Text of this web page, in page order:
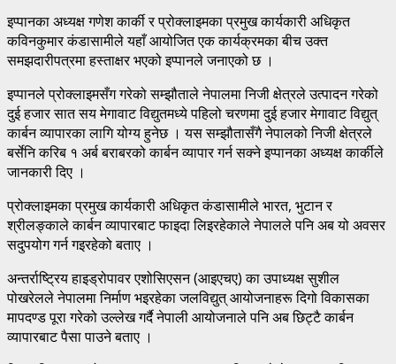
इप्पानका अध्यक्ष गणेश कार्की र प्रोक्लाइमका प्रमुख कार्यकारी अधिकृत
कविनकुमार कंडासामीले यहाँ आयोजित एक कार्यक्रमका बीच उक्त
समझदारीपत्रमा हस्ताक्षर भएको इप्पानले जनाएको छ ।
इप्पानले प्रोक्लाइमसँग गरेको सम्झौताले नेपालमा निजी क्षेत्रले उत्पादन गरेको
दुई हजार सात सय मेगावाट विद्युतमध्ये पहिलो चरणमा दुई हजार मेगावाट विद्युत्
कार्बन व्यापारका लागि योग्य हुनेछ । यस सम्झौतासँगै नेपालको निजी क्षेत्रले
बर्सेनि करिब १ अर्ब बराबरको कार्बन व्यापार गर्न सक्ने इप्पानका अध्यक्ष कार्कीले
जानकारी दिए ।
प्रोक्लाइमका प्रमुख कार्यकारी अधिकृत कंडासामीले भारत, भुटान र
श्रीलङ्काले कार्बन व्यापारबाट फाइदा लिइरहेकाले नेपालले पनि अब यो अवसर
सदुपयोग गर्न गइरहेको बताए ।
अन्तर्राष्ट्रिय हाइड्रोपावर एशोसिएसन (आइएचए) का उपाध्यक्ष सुशील
पोखरेलले नेपालमा निर्माण भइरहेका जलविद्युत् आयोजनाहरू दिगो विकासका
मापदण्ड पूरा गरेको उल्लेख गर्दै नेपाली आयोजनाले पनि अब छिट्टै कार्बन
व्यापारबाट पैसा पाउने बताए ।